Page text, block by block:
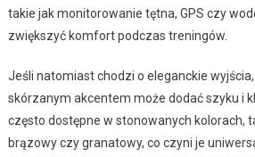
takie jak monitorowanie tętna, GPS czy
zwiększyć komfort podczas treningów.
Jeśli natomiast chodzi o eleganckie
skórzanym akcentem może dodać szyku i
często dostępne w stonowanych kolorach,
brązowy czy granatowy, co czyni je